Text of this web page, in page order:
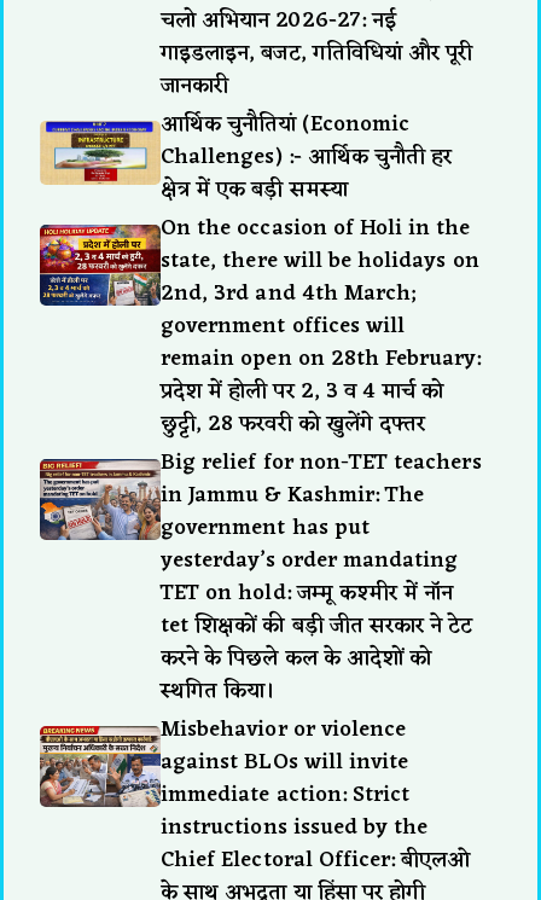
चलो अभियान 2026-27: नई
गाइडलाइन, बजट, गतिविधियां और पूरी
जानकारी
आर्थिक चुनौतियां (Economic
Challenges) :- आर्थिक चुनौती हर
क्षेत्र में एक बड़ी समस्या
On the occasion of Holi in the
state, there will be holidays on
2nd, 3rd and 4th March;
government offices will
remain open on 28th February:
प्रदेश में होली पर 2, 3 व 4 मार्च को
छुट्टी, 28 फरवरी को खुलेंगे दफ्तर
Big relief for non-TET teachers
in Jammu & Kashmir: The
government has put
yesterday’s order mandating
TET on hold: जम्मू कश्मीर में नॉन
tet शिक्षकों की बड़ी जीत सरकार ने टेट
करने के पिछले कल के आदेशों को
स्थगित किया।
Misbehavior or violence
against BLOs will invite
immediate action: Strict
instructions issued by the
Chief Electoral Officer: बीएलओ